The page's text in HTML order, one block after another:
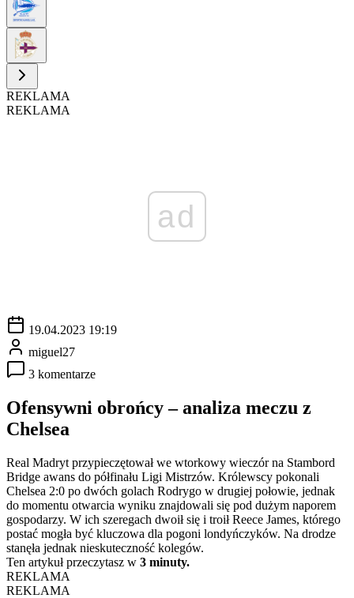
REKLAMA
REKLAMA
ad
19.04.2023 19:19
miguel27
3 komentarze
Ofensywni obrońcy – analiza meczu z
Chelsea
Real Madryt przypieczętował we wtorkowy wieczór na Stambord
Bridge awans do półfinału Ligi Mistrzów. Królewscy pokonali
Chelsea 2:0 po dwóch golach Rodrygo w drugiej połowie, jednak
do momentu otwarcia wyniku znajdowali się pod dużym naporem
gospodarzy. W ich szeregach dwoił się i troił Reece James, którego
postać mogła być kluczowa dla pogoni londyńczyków. Na drodze
stanęła jednak nieskuteczność kolegów.
Ten artykuł przeczytasz w 3 minuty.
REKLAMA
REKLAMA